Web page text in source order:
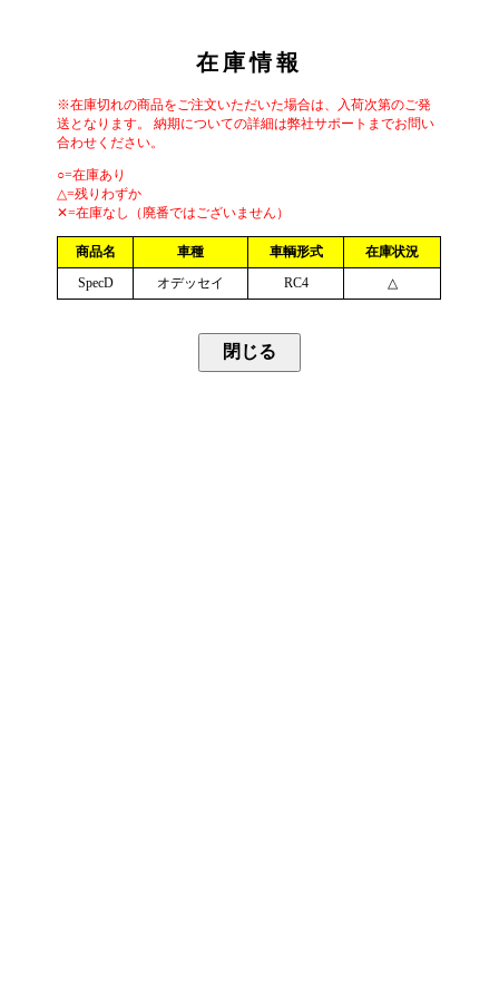
在庫情報
※在庫切れの商品をご注文いただいた場合は、入荷次第のご発
送となります。 納期についての詳細は弊社サポートまでお問い
合わせください。
○=在庫あり
△=残りわずか
✕=在庫なし（廃番ではございません）
商品名 車種 車輌形式
在庫状況
SpecD
オデッセイ RC4 △